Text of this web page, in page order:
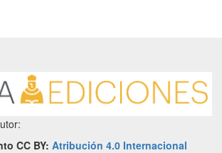
CC BY: Atribución 4.0 Internacional